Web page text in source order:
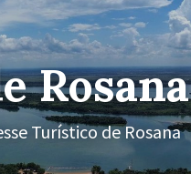
Rosana
Turístico de Rosana